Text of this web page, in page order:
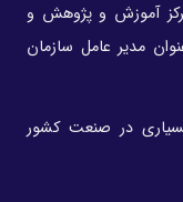
آموزش و پژوهش و
مدیر عامل سازمان
در صنعت کشور